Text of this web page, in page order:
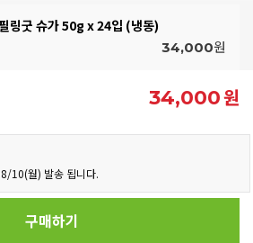
링굿 슈가 50g x 24입 (냉동)
34,000원
34,000원
10(월) 발송 됩니다.
구매하기